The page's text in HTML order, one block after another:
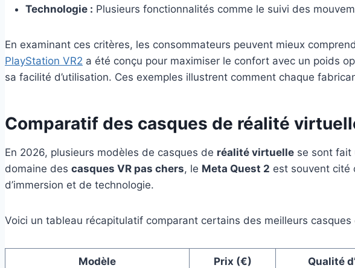
Technologie : Plusieurs fonctionnalités comme le suivi des
En examinant ces critères, les consommateurs peuvent mieux
PlayStation VR2 a été conçu pour maximiser le confort avec un poids
sa facilité d’utilisation. Ces exemples illustrent comment chaque
Comparatif des casques de réalité
En 2026, plusieurs modèles de casques de réalité virtuelle se sont fait
domaine des casques VR pas chers, le Meta Quest 2 est souvent cité
d’immersion et de technologie.
Voici un tableau récapitulatif comparant certains des meilleurs
Modèle Prix (€) Qualité